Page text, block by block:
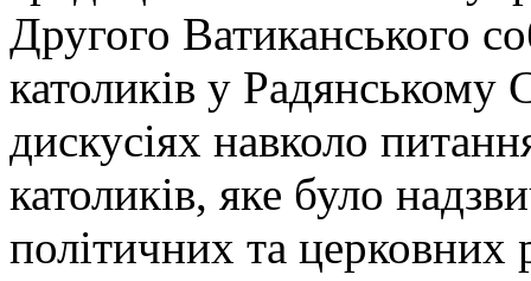
Другого Ватиканського
католиків у
дискусіях навколо
католиків, яке було
політичних та церковних